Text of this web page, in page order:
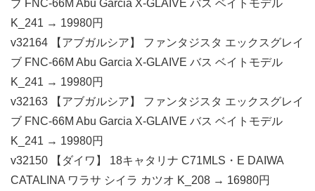
ブ FNC-66M Abu Garcia X-GLAIVE バス ベイトモデル
K_241 → 19980円
v32164 【アブガルシア】 ファンタジスタ エックスグレイ
ブ FNC-66M Abu Garcia X-GLAIVE バス ベイトモデル
K_241 → 19980円
v32163 【アブガルシア】 ファンタジスタ エックスグレイ
ブ FNC-66M Abu Garcia X-GLAIVE バス ベイトモデル
K_241 → 19980円
v32150 【ダイワ】 18キャタリナ C71MLS・E DAIWA
CATALINA ワラサ シイラ カツオ K_208 → 16980円